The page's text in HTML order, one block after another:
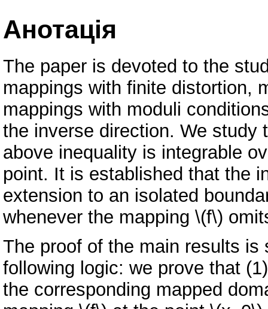
Анотація
The paper is devoted to the
mappings with finite distortion,
mappings with moduli
the inverse direction. We study
above inequality is integrable
point. It is established that the
extension to an isolated
whenever the mapping \(f\)
The proof of the main results
following logic: we prove that
the corresponding mapped